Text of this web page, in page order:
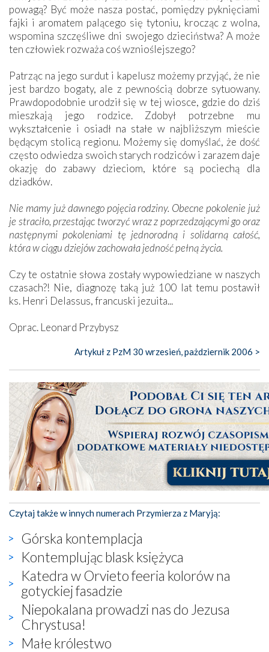
powagą? Być może nasza postać, pomiędzy pyknięciami
fajki i aromatem palącego się tytoniu, krocząc z wolna,
wspomina szczęśliwe dni swojego dzieciństwa? A może
ten człowiek rozważa coś wznioślejszego?
Patrząc na jego surdut i kapelusz możemy przyjąć, że nie
jest bardzo bogaty, ale z pewnością dobrze sytuowany.
Prawdopodobnie urodził się w tej wiosce, gdzie do dziś
mieszkają jego rodzice. Zdobył potrzebne mu
wykształcenie i osiadł na stałe w najbliższym mieście
będącym stolicą regionu. Możemy się domyślać, że dość
często odwiedza swoich starych rodziców i zarazem daje
okazję do zabawy dzieciom, które są pociechą dla
dziadków.
Nie mamy już dawnego pojęcia rodziny. Obecne pokolenie już
je straciło, przestając tworzyć wraz z poprzedzającymi go oraz
następnymi pokoleniami tę jednorodną i solidarną całość,
która w ciągu dziejów zachowała jedność pełną życia.
Czy te ostatnie słowa zostały wypowiedziane w naszych
czasach?! Nie, diagnozę taką już 100 lat temu postawił
ks. Henri Delassus, francuski jezuita...
Oprac. Leonard Przybysz
Artykuł z PzM 30 wrzesień, pażdziernik 2006 >
Czytaj także w innych numerach Przymierza z Maryją:
Górska kontemplacja
Kontemplując blask księżyca
Katedra w Orvieto feeria kolorów na
gotyckiej fasadzie
Niepokalana prowadzi nas do Jezusa
Chrystusa!
Małe królestwo